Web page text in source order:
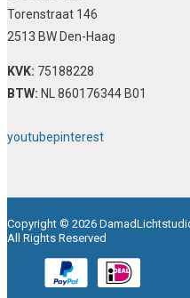
Torenstraat 146
2513 BW Den-Haag
KVK: 75188228
BTW: NL 860176344 B01
youtubepinterest
Copyright © 2026
All Rights Reserved